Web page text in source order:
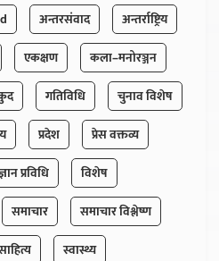
अन्तरसंवाद
अन्तर्राष्ट्रिय
एकक्षण
कला–मनोरञ्जन
गतिविधि
चुनाव विशेष
प्रदेश
प्रेस वक्तव्य
प्रविधि
विशेष
समाचार
समाचार विश्लेष्ण
स्वास्थ्य